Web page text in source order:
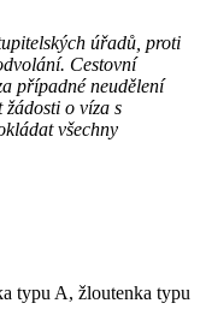
úřadů, proti
Cestovní
případné neudělení
o víza s
všechny
typu A, žloutenka typu